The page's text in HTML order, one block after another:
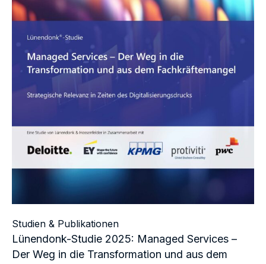
Studien & Publikationen
Lünendonk-Studie 2025: Managed Services –
Der Weg in die Transformation und aus dem